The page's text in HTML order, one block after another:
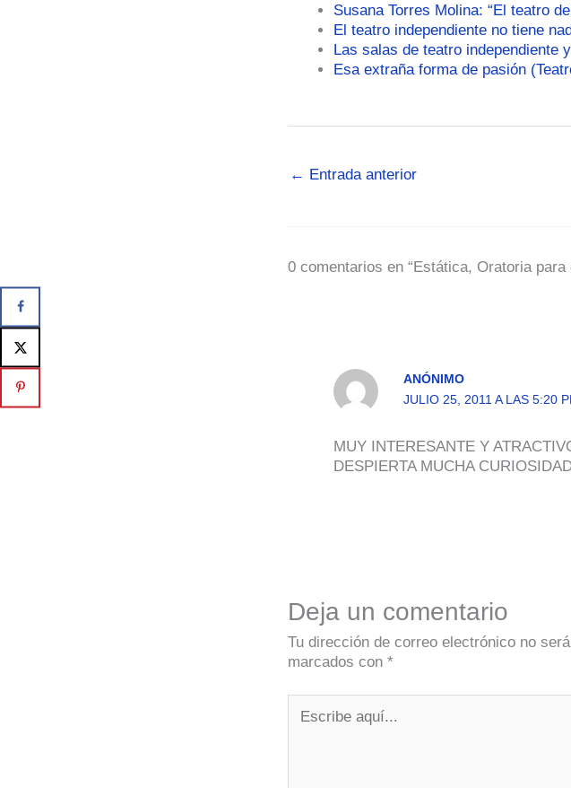
Susana Torres Molina: “El teatro
El teatro independiente no tiene
Las salas de teatro independiente
Esa extraña forma de pasión
← Entrada anterior
0 comentarios en “Estática, Oratoria para
ANÓNIMO
JULIO 25, 2011 A LAS 5:20
MUY INTERESANTE Y
DESPIERTA MUCHA
Deja un comentario
Tu dirección de correo electrónico no
marcados con *
aquí...